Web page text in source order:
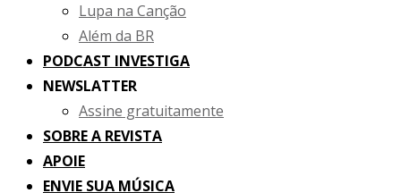
Lupa na Canção
Além da BR
PODCAST INVESTIGA
NEWSLATTER
Assine gratuitamente
SOBRE A REVISTA
APOIE
ENVIE SUA MÚSICA